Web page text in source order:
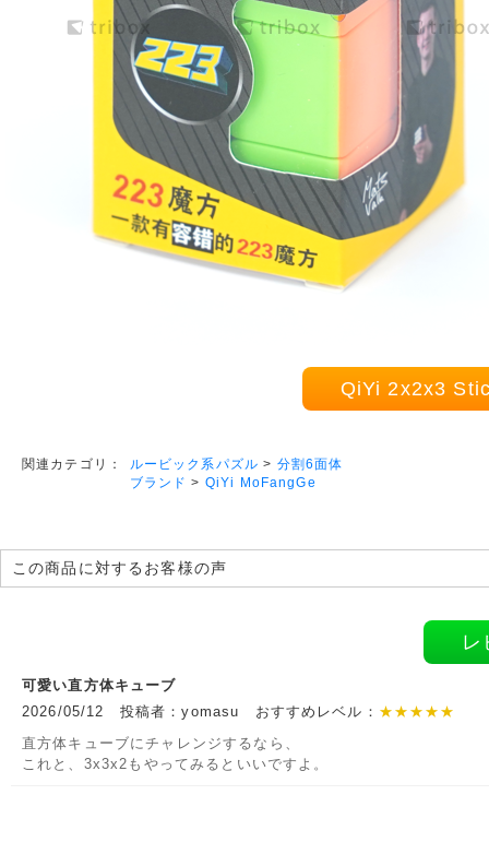
QiYi 2x2x3
関連カテゴリ： ルービック系パズル > 分割6面体
ブランド > QiYi MoFangGe
この商品に対するお客様の声
レ
可愛い直方体キューブ
2026/05/12 投稿者：yomasu おすすめレベル： ★★★★★
直方体キューブにチャレンジするなら、
これと、3x3x2もやってみるといいですよ。